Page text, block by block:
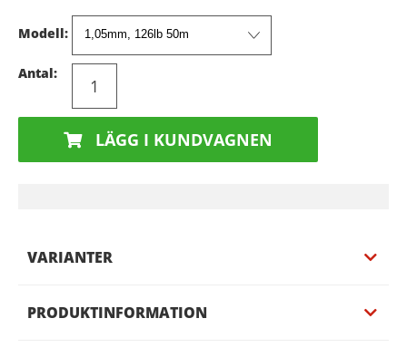
Modell:
Antal:
LÄGG I KUNDVAGNEN
VARIANTER
PRODUKTINFORMATION